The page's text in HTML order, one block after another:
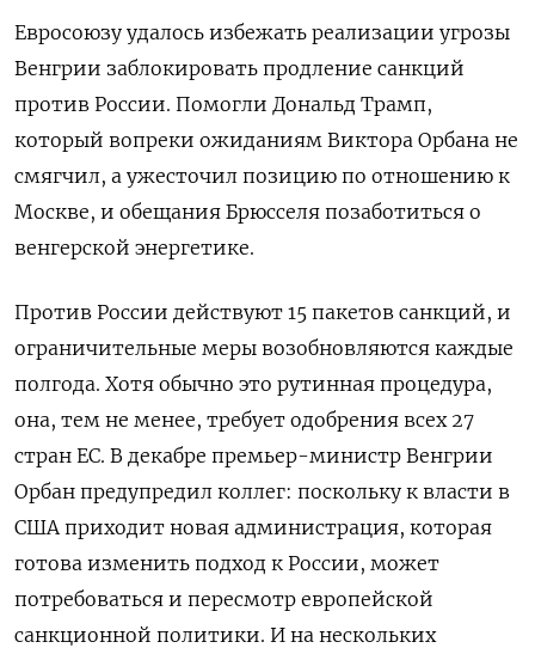
Евросоюзу удалось избежать реализации угрозы
Венгрии заблокировать продление санкций
против России. Помогли Дональд Трамп,
который вопреки ожиданиям Виктора Орбана не
смягчил, а ужесточил позицию по отношению к
Москве, и обещания Брюсселя позаботиться о
венгерской энергетике.
Против России действуют 15 пакетов санкций, и
ограничительные меры возобновляются каждые
полгода. Хотя обычно это рутинная процедура,
она, тем не менее, требует одобрения всех 27
стран ЕС. В декабре премьер-министр Венгрии
Орбан предупредил коллег: поскольку к власти в
США приходит новая администрация, которая
готова изменить подход к России, может
потребоваться и пересмотр европейской
санкционной политики. И на нескольких